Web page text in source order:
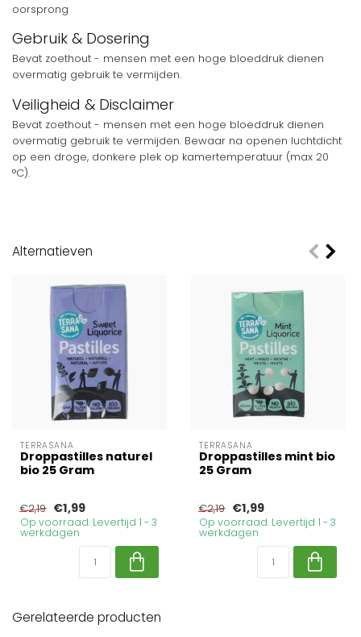
oorsprong
Gebruik & Dosering
Bevat zoethout - mensen met een hoge bloeddruk dienen
overmatig gebruik te vermijden.
Veiligheid & Disclaimer
Bevat zoethout - mensen met een hoge bloeddruk dienen
overmatig gebruik te vermijden. Bewaar na openen luchtdicht
op een droge, donkere plek op kamertemperatuur (max 20
°C).
Alternatieven
TERRASANA
Droppastilles naturel
bio 25 Gram
€2,19 €1,99
Op voorraad. Levertijd 1 - 3
werkdagen
TERRASANA
Droppastilles mint bio
25 Gram
€2,19 €1,99
Op voorraad. Levertijd 1 - 3
werkdagen
Gerelateerde producten